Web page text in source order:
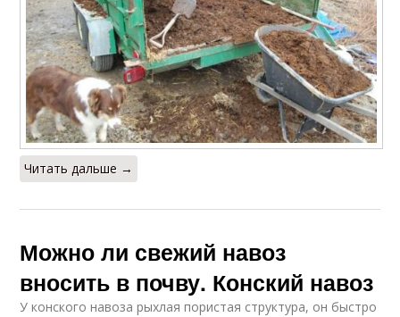
Читать дальше →
Можно ли свежий навоз
вносить в почву. Конский навоз
У конского навоза рыхлая пористая структура, он быстро